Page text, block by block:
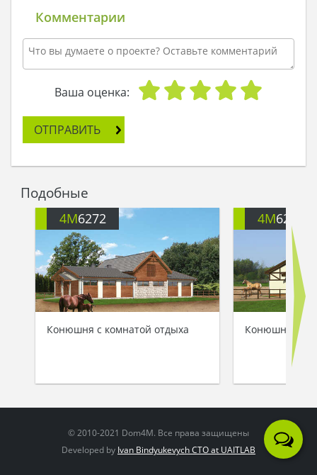
Комментарии
Ваша оценка:
ОТПРАВИТЬ
Подобные
4M6272
Конюшня с комнатой отдыха
4M6273A
Конюшня с
© 2010-2021 Dom4M. Все права защищены
Developed by Ivan Bindyukevych CTO at UAITLAB